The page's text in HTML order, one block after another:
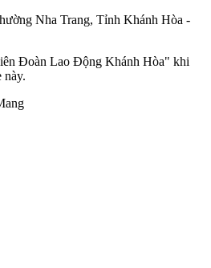
Nha Trang, Tỉnh Khánh Hòa -
Đoàn Lao Động Khánh Hòa" khi
này.